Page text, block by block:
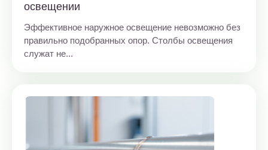
освещении
Эффективное наружное освещение невозможно без
правильно подобранных опор. Столбы освещения
служат не...